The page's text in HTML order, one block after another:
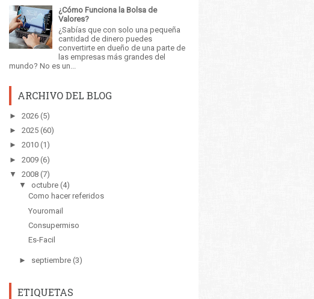
¿Cómo Funciona la Bolsa de
Valores?
¿Sabías que con solo una pequeña
cantidad de dinero puedes
convertirte en dueño de una parte de
las empresas más grandes del
mundo? No es un...
ARCHIVO DEL BLOG
► 2026 (5)
► 2025 (60)
► 2010 (1)
► 2009 (6)
▼ 2008 (7)
▼ octubre (4)
Como hacer referidos
Youromail
Consupermiso
Es-Facil
► septiembre (3)
ETIQUETAS